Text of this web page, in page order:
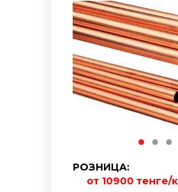
РОЗНИЦА:
от 10900 тенге/